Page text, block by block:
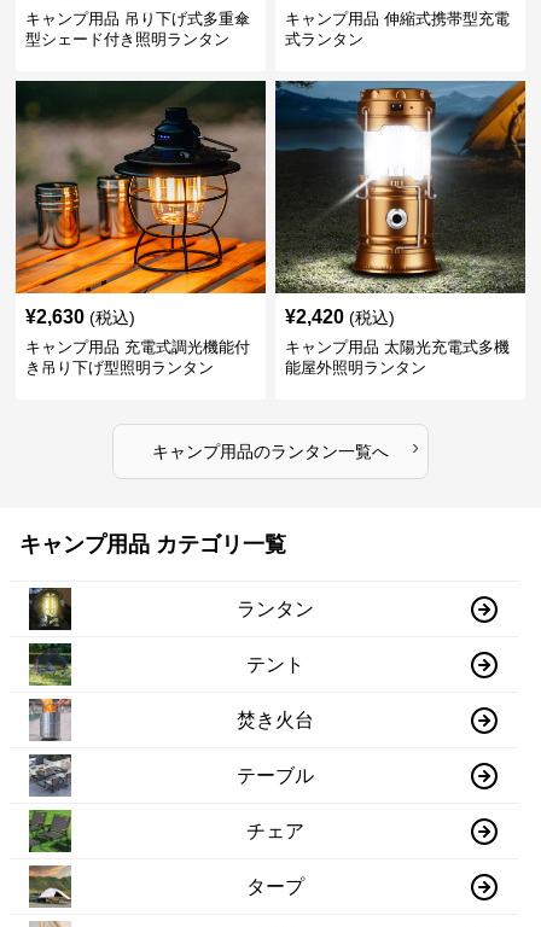
キャンプ用品 吊り下げ式多重傘
型シェード付き照明ランタン
キャンプ用品 伸縮式携帯型充電
式ランタン
¥2,630 (税込)
キャンプ用品 充電式調光機能付
き吊り下げ型照明ランタン
¥2,420 (税込)
キャンプ用品 太陽光充電式多機
能屋外照明ランタン
キャンプ用品のランタン一覧へ ›
キャンプ用品 カテゴリ一覧
ランタン
テント
焚き火台
テーブル
チェア
タープ